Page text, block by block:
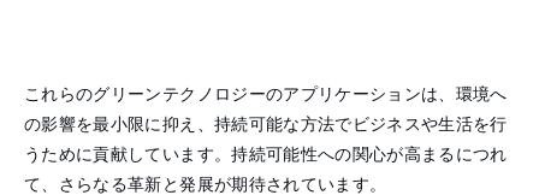
これらのグリーンテクノロジーのアプリケーションは、環境へ
の影響を最小限に抑え、持続可能な方法でビジネスや生活を行
うために貢献しています。持続可能性への関心が高まるにつれ
て、さらなる革新と発展が期待されています。